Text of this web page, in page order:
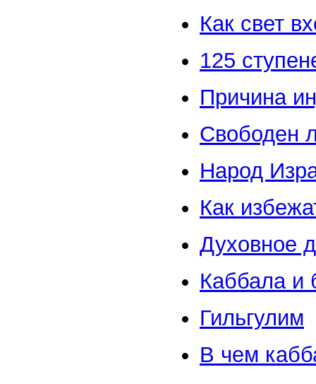
Как свет
125
Причина
Свободен
Народ
Как
Духовное
Каббала и
Гильгулим
В чем